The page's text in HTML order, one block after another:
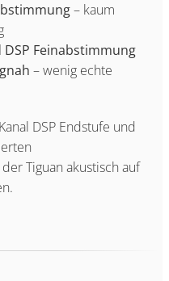
– kaum
Feinabstimmung
– wenig echte
DSP Endstufe und
Tiguan akustisch auf